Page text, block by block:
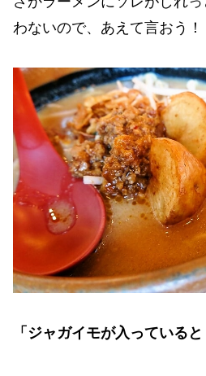
わないので、あえて言おう！
「ジャガイモが入っていると